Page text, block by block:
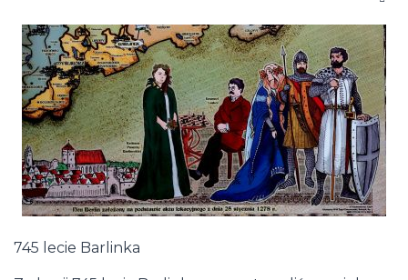
745 lecie Barlinka